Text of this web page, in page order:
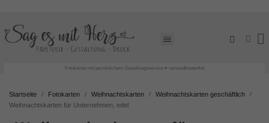
Fotokarten mit persönlichem Gestaltungsservice ♥ versandkostenfrei
Startseite Fotokarten Weihnachtskarten
Weihnachtskarten geschäftlich
Weihnachtskarten für Unternehmen, edel